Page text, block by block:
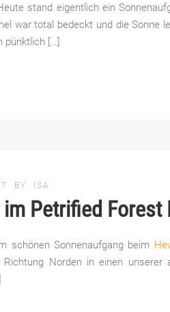
stand eigentlich ein
war total bedeckt und die Sonne
pünktlich […]
BY ISA
Petrified Forest
schönen Sonnenaufgang beim
Norden in einen unserer